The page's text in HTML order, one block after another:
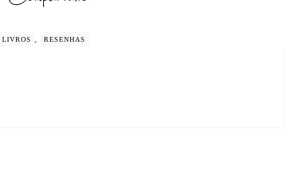
LIVROS RESENHAS